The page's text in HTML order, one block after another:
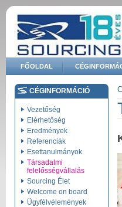
Ugrás a tartalomra
FŐOLDAL
Keresés űrlap
CÉGINFORMÁCIÓ
Vezetőség
Elérhetőség
Eredmények
Referenciák
Esettanulmányok
Társadalmi
felelősségvállalás
Sourcing Élet
Welcome on board
Ügyfélvélemények